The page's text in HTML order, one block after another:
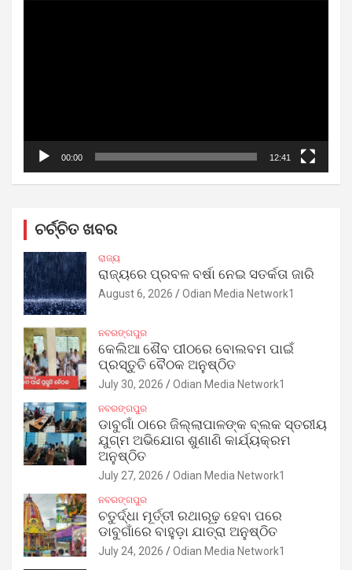
00:00 12:41
ଚର୍ଚ୍ଚିତ ଖବର
ରାଜ୍ୟ
ରାଜ୍ୟରେ ପ୍ରବଳ ବର୍ଷା ନେଇ ସତର୍କତା ଜାରି
August 6, 2026 Odian Media Network1
ନବରଙ୍ଗପୁର
କେଲିଆ ଶୈବ ପୀଠରେ ବୋଲବମ ପାଇଁ
ପ୍ରସ୍ତୁତି ବୈଠକ ଅନୁଷ୍ଠିତ
July 30, 2026 Odian Media Network1
ନବରଙ୍ଗପୁର
ଡାବୁଗାଁ ଠାରେ ଜିଲ୍ଲାପାଳଙ୍କ ବ୍ଲକ ସ୍ତରୀୟ
ଯୁଗ୍ମ ଅଭିଯୋଗ ଶୁଣାଣି କାର୍ଯ୍ୟକ୍ରମ
ଅନୁଷ୍ଠିତ
July 27, 2026 Odian Media Network1
ନବରଙ୍ଗପୁର
ଚତୁର୍ଦ୍ଧା ମୂର୍ତ୍ତୀ ରଥାରୂଢ଼ ହେବା ପରେ
ଡାବୁଗାଁରେ ବାହୁଡ଼ା ଯାତ୍ରା ଅନୁଷ୍ଠିତ
July 24, 2026 Odian Media Network1